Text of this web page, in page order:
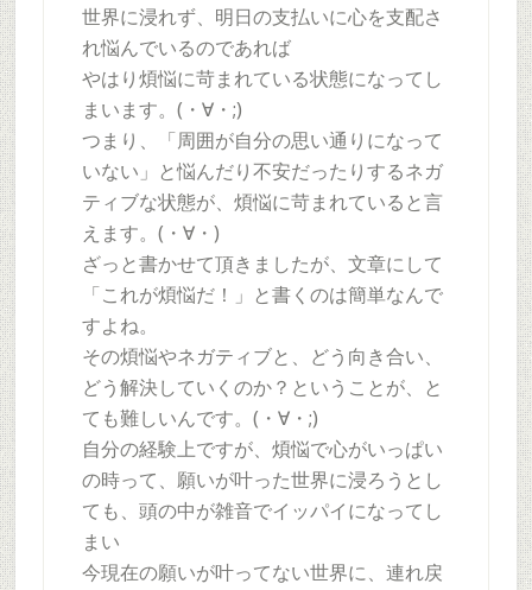
世界に浸れず、明日の支払いに心を支配さ
れ悩んでいるのであれば
やはり煩悩に苛まれている状態になってし
まいます。(・∀・;)
つまり、「周囲が自分の思い通りになって
いない」と悩んだり不安だったりするネガ
ティブな状態が、煩悩に苛まれていると言
えます。(・∀・)
ざっと書かせて頂きましたが、文章にして
「これが煩悩だ！」と書くのは簡単なんで
すよね。
その煩悩やネガティブと、どう向き合い、
どう解決していくのか？ということが、と
ても難しいんです。(・∀・;)
自分の経験上ですが、煩悩で心がいっぱい
の時って、願いが叶った世界に浸ろうとし
ても、頭の中が雑音でイッパイになってし
まい
今現在の願いが叶ってない世界に、連れ戻